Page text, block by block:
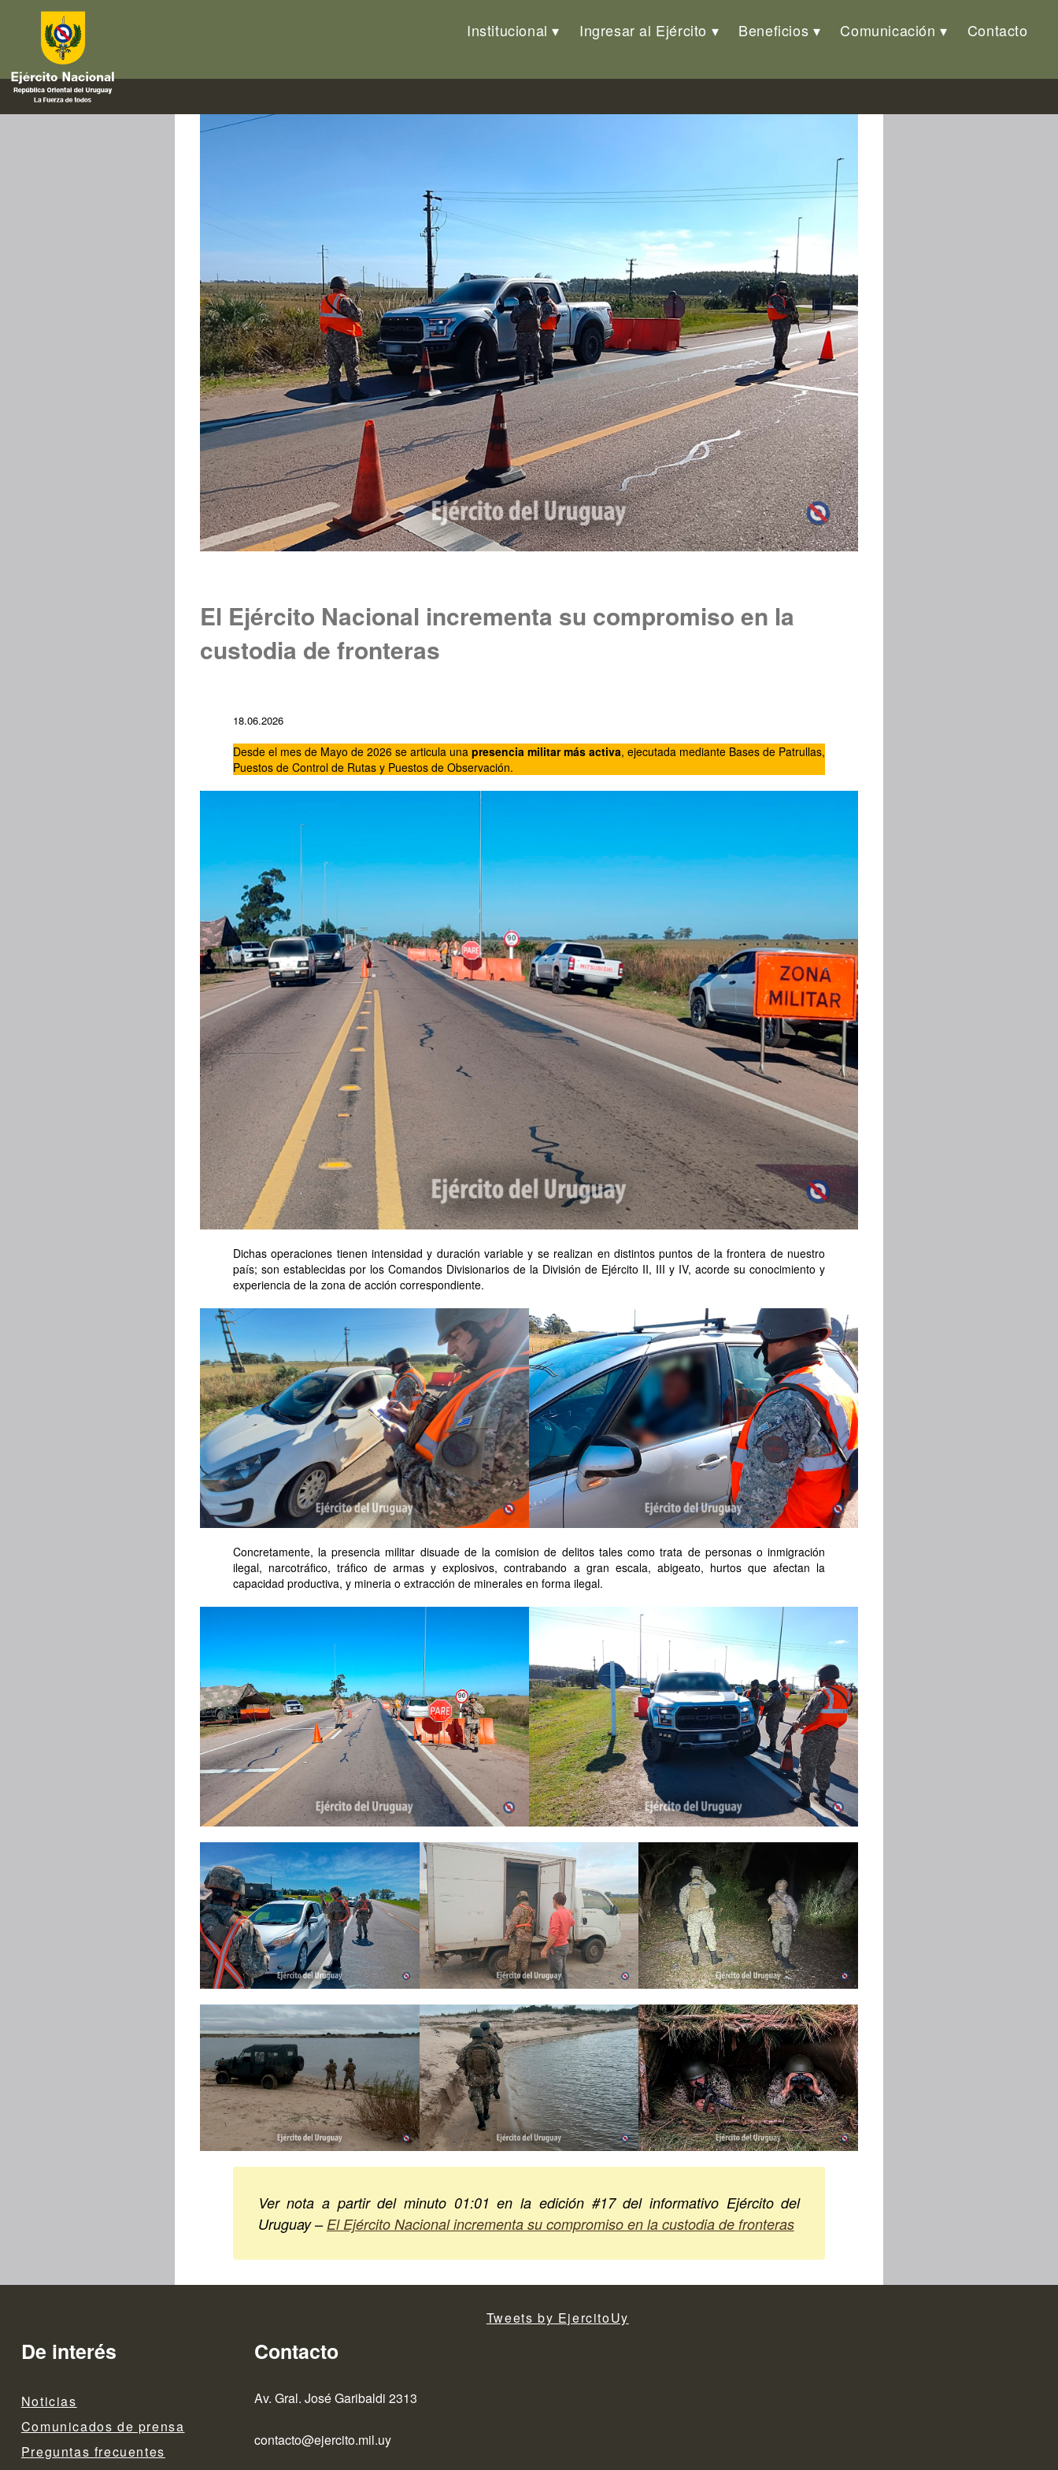
Institucional Ingresar al Ejército Beneficios Comunicación Contacto
El Ejército Nacional incrementa su compromiso en la
custodia de fronteras
18.06.2026
Desde el mes de Mayo de 2026 se articula unapresencia militar más activa, ejecutada mediante Bases de Patrullas,
Puestos de Control de Rutas y Puestos de Observación.
Dichas operaciones tienen intensidad y duración variable y se realizan en distintos puntos de la frontera de nuestro
país; son establecidas por los Comandos Divisionarios de la División de Ejército II, III y IV, acorde su conocimiento y
experiencia de la zona de acción correspondiente.
Concretamente, la presencia militar disuade de la comision de delitos tales como trata de personas o inmigración
ilegal, narcotráfico, tráfico de armas y explosivos, contrabando a gran escala, abigeato, hurtos que afectan la
capacidad productiva, y mineria o extracción de minerales en forma ilegal.
Ver nota a partir del minuto 01:01 en la edición #17 del informativo Ejército del
Uruguay – El Ejército Nacional incrementa su compromiso en la custodia de fronteras
De interés
Noticias
Comunicados de prensa
Preguntas frecuentes
Contacto
Av. Gral. José Garibaldi 2313
contacto@ejercito.mil.uy
Tweets by EjercitoUy